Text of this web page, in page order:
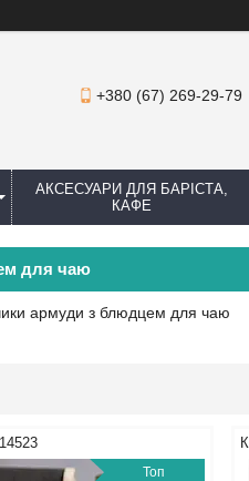
+380 (67) 269-29-79
АКСЕСУАРИ ДЛЯ БАРІСТА,
КАФЕ
для чаю
армуди з блюдцем для чаю
14523
Топ